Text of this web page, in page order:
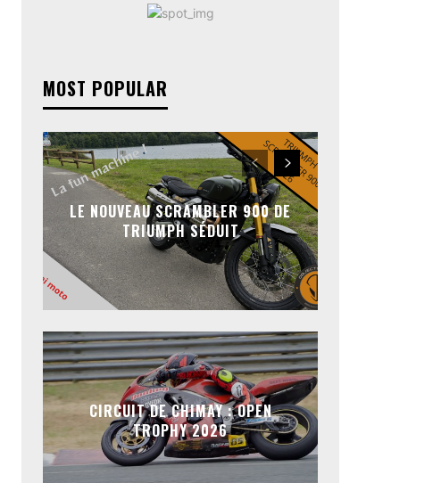
MOST POPULAR
LE NOUVEAU SCRAMBLER 900 DE
TRIUMPH SÉDUIT
CIRCUIT DE CHIMAY : OPEN
TROPHY 2026